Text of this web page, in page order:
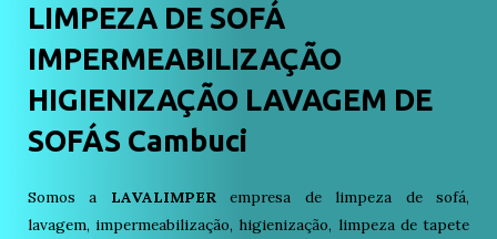
LIMPEZA DE SOFÁ
IMPERMEABILIZAÇÃO
HIGIENIZAÇÃO LAVAGEM DE
SOFÁS Cambuci
Somos a LAVALIMPERempresa de limpeza de sofá,
lavagem, impermeabilização, higienização, limpeza de tapete